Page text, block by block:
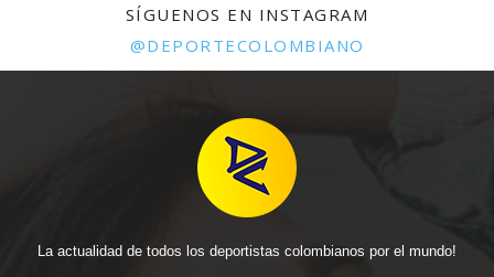
SÍGUENOS EN INSTAGRAM
@DEPORTECOLOMBIANO
La actualidad de todos los deportistas colombianos por el mundo!